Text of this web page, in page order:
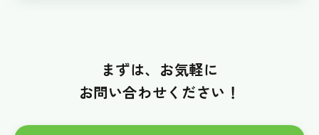
まずは、お気軽に
お問い合わせください！